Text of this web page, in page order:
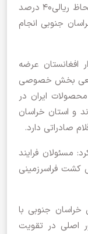
خانه زر یادآورشد: از اين میزان صادرات به لحاظ ریالی۴۰ درصد
خراسان جنوبی انجام
در بازار افغانستان عرضه
بخش خصوصی
ایران در
و استان خراسان
صادراتی دارد.
مسئولان فرایند
فراسرزمینی
خراسان جنوبی با
اصلی در تقویت